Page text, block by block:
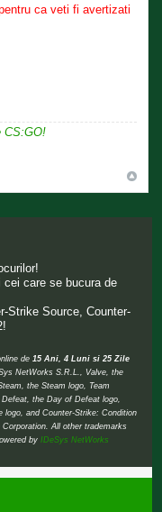
ca veti fi avertizati
CS:GO!
care se bucura de
Strike Source, Counter-
de15 Ani, 4 Luni si 25 Zile
NetWorks S.R.L., Valve, the
the Steam logo, Team
the Day of Defeat logo,
logo, and Counter-Strike: Condition
All other trademarks
byIDeSys NetWorks